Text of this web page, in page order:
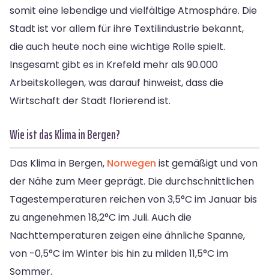
somit eine lebendige und vielfältige Atmosphäre. Die
Stadt ist vor allem für ihre Textilindustrie bekannt,
die auch heute noch eine wichtige Rolle spielt.
Insgesamt gibt es in Krefeld mehr als 90.000
Arbeitskollegen, was darauf hinweist, dass die
Wirtschaft der Stadt florierend ist.
Wie ist das Klima in Bergen?
Das Klima in Bergen, Norwegen ist gemäßigt und von
der Nähe zum Meer geprägt. Die durchschnittlichen
Tagestemperaturen reichen von 3,5°C im Januar bis
zu angenehmen 18,2°C im Juli. Auch die
Nachttemperaturen zeigen eine ähnliche Spanne,
von -0,5°C im Winter bis hin zu milden 11,5°C im
Sommer.